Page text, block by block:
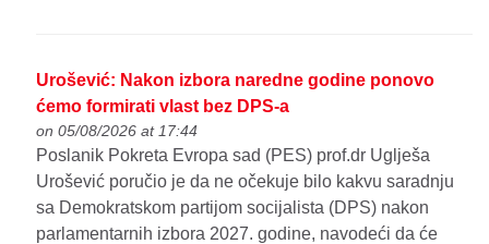
Urošević: Nakon izbora naredne godine ponovo
ćemo formirati vlast bez DPS-a
on 05/08/2026 at 17:44
Poslanik Pokreta Evropa sad (PES) prof.dr Uglješa
Urošević poručio je da ne očekuje bilo kakvu saradnju
sa Demokratskom partijom socijalista (DPS) nakon
parlamentarnih izbora 2027. godine, navodeći da će